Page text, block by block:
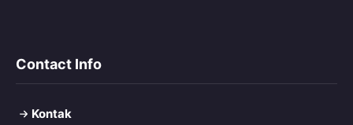
Contact Info
Kontak